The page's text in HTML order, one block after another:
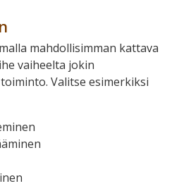
mahdollisimman kattava
vaiheelta jokin
Valitse esimerkiksi